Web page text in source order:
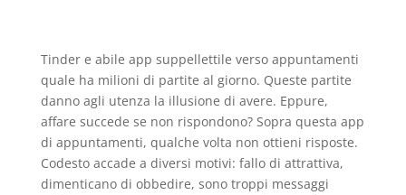
Tinder e abile app suppellettile verso appuntamenti
quale ha milioni di partite al giorno. Queste partite
danno agli utenza la illusione di avere. Eppure,
affare succede se non rispondono? Sopra questa app
di appuntamenti, qualche volta non ottieni risposte.
Codesto accade a diversi motivi: fallo di attrattiva,
dimenticano di obbedire, sono troppi messaggi